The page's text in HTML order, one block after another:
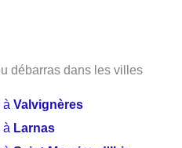
débarras dans les villes
àValvignères
à Larnas